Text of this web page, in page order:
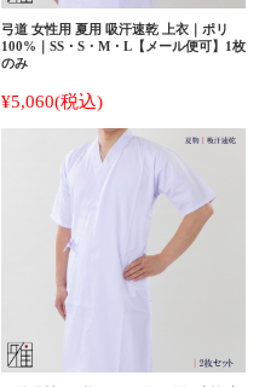
弓道 女性用 夏用 吸汗速乾 上衣｜ポリ
100%｜SS・S・M・L【メール便可】1枚
のみ
¥5,060(税込)